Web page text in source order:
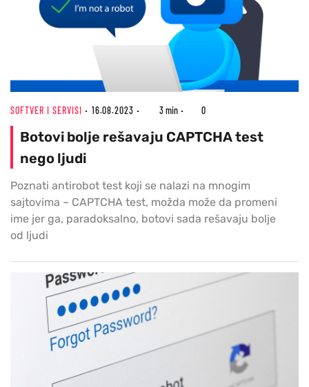
SOFTVER I SERVISI 16.08.2023 3 min 0
Botovi bolje rešavaju CAPTCHA test
nego ljudi
Poznati antirobot test koji se nalazi na mnogim
sajtovima – CAPTCHA test, možda može da promeni
ime jer ga, paradoksalno, botovi sada rešavaju bolje
od ljudi